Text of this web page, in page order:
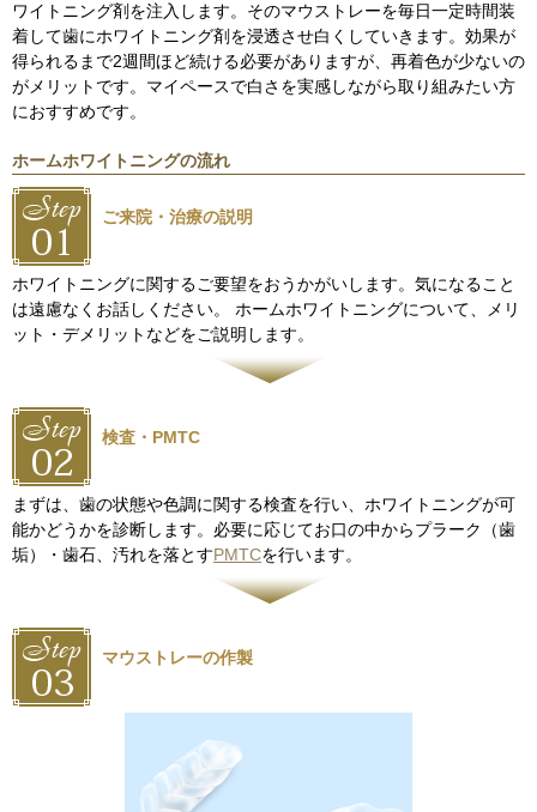
ワイトニング剤を注入します。そのマウストレーを毎日一定時間装
着して歯にホワイトニング剤を浸透させ白くしていきます。効果が
得られるまで2週間ほど続ける必要がありますが、再着色が少ないの
がメリットです。マイペースで白さを実感しながら取り組みたい方
におすすめです。
ホームホワイトニングの流れ
ご来院・治療の説明
ホワイトニングに関するご要望をおうかがいします。気になること
は遠慮なくお話しください。 ホームホワイトニングについて、メリ
ット・デメリットなどをご説明します。
検査・PMTC
まずは、歯の状態や色調に関する検査を行い、ホワイトニングが可
能かどうかを診断します。必要に応じてお口の中からプラーク（歯
垢）・歯石、汚れを落とすPMTCを行います。
マウストレーの作製